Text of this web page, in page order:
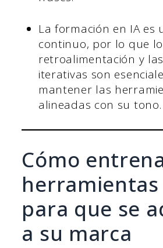
La formación en IA es
continuo, por lo que
retroalimentación y
iterativas son
mantener las
alineadas con su tono.
Cómo
herramientas
para que se
a su marca